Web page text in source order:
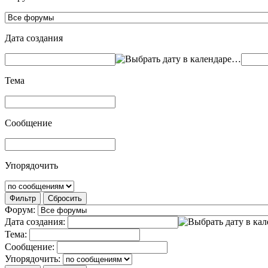
Дата создания
…
Тема
Сообщение
Упорядочить
Фильтр Сбросить
Форум:
Дата создания:
Тема:
Сообщение:
Упорядочить: